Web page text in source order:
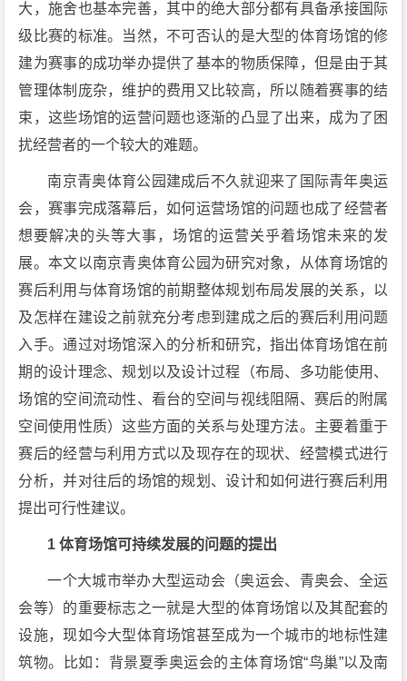
大，施舍也基本完善，其中的绝大部分都有具备承接国际
级比赛的标准。当然，不可否认的是大型的体育场馆的修
建为赛事的成功举办提供了基本的物质保障，但是由于其
管理体制庞杂，维护的费用又比较高，所以随着赛事的结
束，这些场馆的运营问题也逐渐的凸显了出来，成为了困
扰经营者的一个较大的难题。
南京青奥体育公园建成后不久就迎来了国际青年奥运
会，赛事完成落幕后，如何运营场馆的问题也成了经营者
想要解决的头等大事，场馆的运营关乎着场馆未来的发
展。本文以南京青奥体育公园为研究对象，从体育场馆的
赛后利用与体育场馆的前期整体规划布局发展的关系，以
及怎样在建设之前就充分考虑到建成之后的赛后利用问题
入手。通过对场馆深入的分析和研究，指出体育场馆在前
期的设计理念、规划以及设计过程（布局、多功能使用、
场馆的空间流动性、看台的空间与视线阻隔、赛后的附属
空间使用性质）这些方面的关系与处理方法。主要着重于
赛后的经营与利用方式以及现存在的现状、经营模式进行
分析，并对往后的场馆的规划、设计和如何进行赛后利用
提出可行性建议。
1 体育场馆可持续发展的问题的提出
一个大城市举办大型运动会（奥运会、青奥会、全运
会等）的重要标志之一就是大型的体育场馆以及其配套的
设施，现如今大型体育场馆甚至成为一个城市的地标性建
筑物。比如：背景夏季奥运会的主体育场馆“鸟巢”以及南